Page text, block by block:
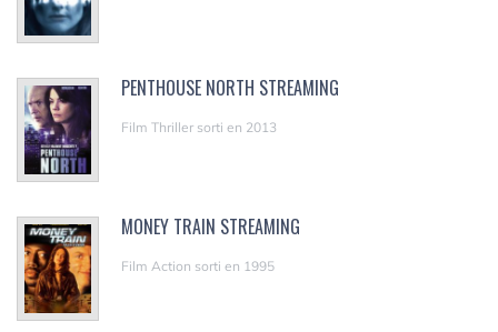
PENTHOUSE NORTH STREAMING
Film Thriller sorti en 2013
MONEY TRAIN STREAMING
Film Action sorti en 1995